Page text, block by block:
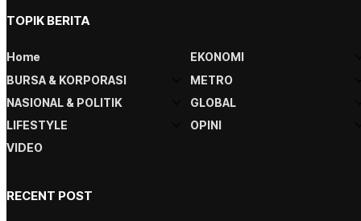
TOPIK BERITA
Home
EKONOMI
BURSA & KORPORASI
METRO
NASIONAL & POLITIK
GLOBAL
LIFESTYLE
OPINI
VIDEO
RECENT POST